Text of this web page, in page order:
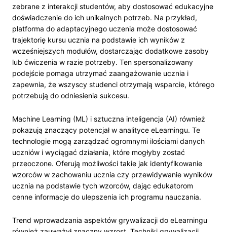
zebrane z interakcji studentów, aby dostosować edukacyjne
doświadczenie do ich unikalnych potrzeb. Na przykład,
platforma do adaptacyjnego uczenia może dostosować
trajektorię kursu ucznia na podstawie ich wyników z
wcześniejszych modułów, dostarczając dodatkowe zasoby
lub ćwiczenia w razie potrzeby. Ten spersonalizowany
podejście pomaga utrzymać zaangażowanie ucznia i
zapewnia, że wszyscy studenci otrzymają wsparcie, którego
potrzebują do odniesienia sukcesu.
Machine Learning (ML) i sztuczna inteligencja (AI) również
pokazują znaczący potencjał w analityce eLearningu. Te
technologie mogą zarządzać ogromnymi ilościami danych
uczniów i wyciągać działania, które mogłyby zostać
przeoczone. Oferują możliwości takie jak identyfikowanie
wzorców w zachowaniu ucznia czy przewidywanie wyników
ucznia na podstawie tych wzorców, dając edukatorom
cenne informacje do ulepszenia ich programu nauczania.
Trend wprowadzania aspektów grywalizacji do eLearningu